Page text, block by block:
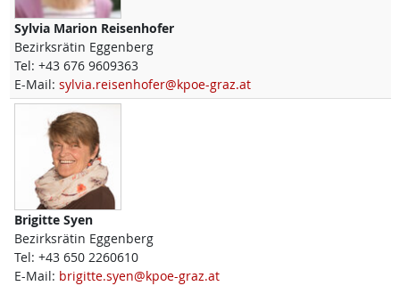
Sylvia Marion Reisenhofer
Bezirksrätin Eggenberg
Tel: +43 676 9609363
E-Mail: sylvia.reisenhofer@kpoe-graz.at
Brigitte Syen
Bezirksrätin Eggenberg
Tel: +43 650 2260610
E-Mail: brigitte.syen@kpoe-graz.at